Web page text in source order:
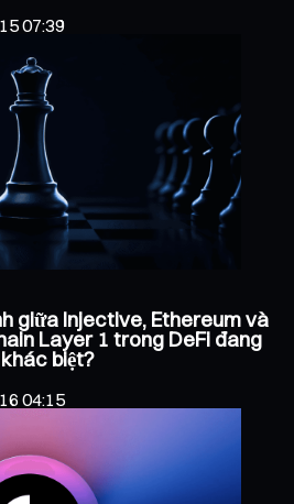
07:39
giữa Injective, Ethereum và
Layer 1 trong DeFi đang
biệt?
04:15